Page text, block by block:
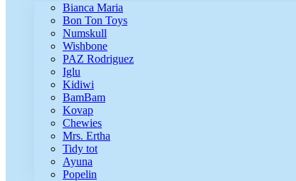
Bianca Maria
Bon Ton Toys
Numskull
Wishbone
PAZ Rodriguez
Iglu
Kidiwi
BamBam
Kovap
Chewies
Mrs. Ertha
Tidy tot
Ayuna
Popelin